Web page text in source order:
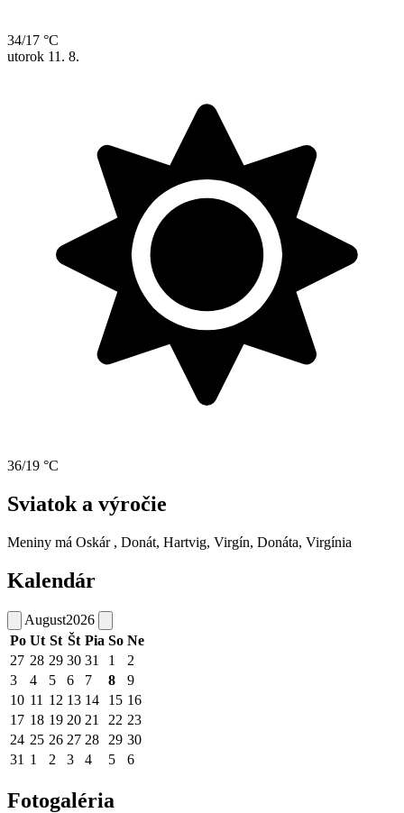
34/17 °C
utorok 11. 8.
36/19 °C
Sviatok a výročie
Meniny má Oskár , Donát, Hartvig, Virgín, Donáta, Virgínia
Kalendár
August2026
Po Ut St Št Pia So Ne
27 28 29 30 31 1
2
3
4 5 6 7 8
9
10 11 12 13 14 15 16
17 18 19 20 21 22 23
24 25 26 27 28 29 30
31 1 2 3 4 5 6
Fotogaléria